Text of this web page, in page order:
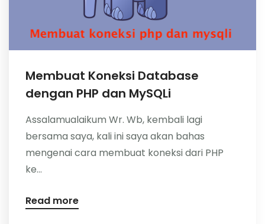
Membuat Koneksi Database
dengan PHP dan MySQLi
Assalamualaikum Wr. Wb, kembali lagi
bersama saya, kali ini saya akan bahas
mengenai cara membuat koneksi dari PHP
ke...
Read more